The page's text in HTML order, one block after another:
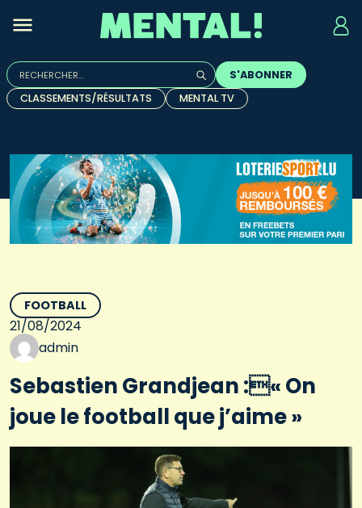
Rechercher :
Quand les résultats de l'auto-complétion sont
S'ABONNER
CLASSEMENTS/RÉSULTATS
MENTAL TV
FOOTBALL
21/08/2024
admin
Sebastien Grandjean :« On
joue le football que j’aime »